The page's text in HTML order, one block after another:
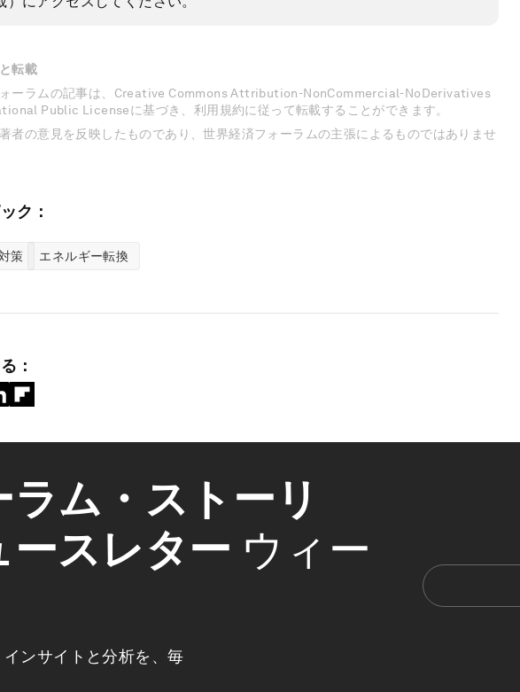
転載
ーラムの記事は、Creative Commons Attribution-NonCommercial-NoDerivatives
Public Licenseに基づき、利用規約に従って転載することができます。
者の意見を反映したものであり、世界経済フォーラムの主張によるものではありませ
ク：
策 エネルギー転換
：
ラム・ストーリ
ースレター ウィー
ンサイトと分析を、毎